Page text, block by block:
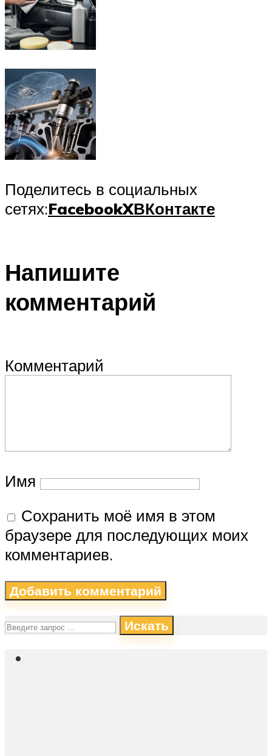
Поделитесь в социальных
сетях:FacebookXВКонтакте
Напишите
комментарий
Комментарий
Имя
Сохранить моё имя в этом
браузере для последующих моих
комментариев.
Искать